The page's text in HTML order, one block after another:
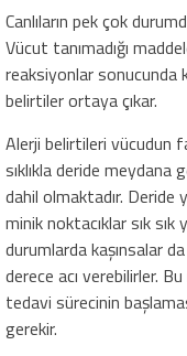
Canlıların pek çok
Vücut tanımadığı
reaksiyonlar sonucunda
belirtiler ortaya çıkar.
Alerji belirtileri vücudun
sıklıkla deride
dahil olmaktadır. Deride
minik noktacıklar sık sık
durumlarda kaşınsalar
derece acı verebilirler.
tedavi sürecinin
gerekir.